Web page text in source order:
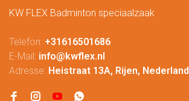
KW FLEX Badminton speciaalzaak
Telefon: +31616501686
E-Mail: info@kwflex.nl
Adresse: Heistraat 13A, Rijen, Nederland